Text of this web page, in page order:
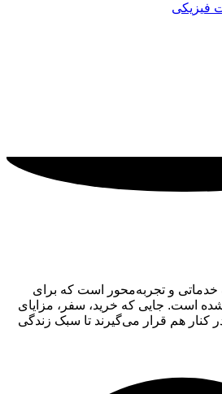
فیزیکی
و تجربه‌محور است که برای
است. جایی که خرید، سفر، مزایای
هم قرار می‌گیرند تا سبک زندگی